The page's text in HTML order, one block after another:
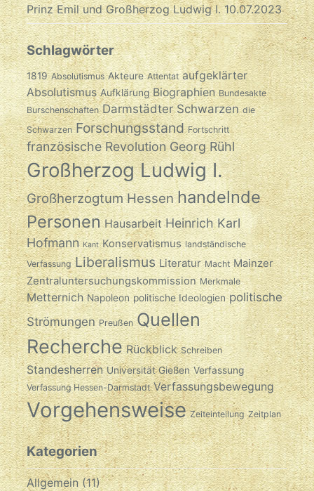
Prinz Emil und Großherzog Ludwig I. 10.07.2023
Schlagwörter
1819 Absolutismus Akteure Attentat aufgeklärter
Absolutismus Aufklärung Biographien Bundesakte
Burschenschaften Darmstädter Schwarzen die
Schwarzen Forschungsstand Fortschritt
französische Revolution Georg Rühl
Großherzog Ludwig I.
Großherzogtum Hessen handelnde
Personen Hausarbeit Heinrich Karl
Hofmann Kant Konservatismus landständische
Verfassung Liberalismus Literatur Macht Mainzer
Zentraluntersuchungskommission Merkmale
Metternich Napoleon politische Ideologien politische
Strömungen Preußen Quellen
Recherche Rückblick Schreiben
Standesherren Universität Gießen Verfassung
Verfassung Hessen-Darmstadt Verfassungsbewegung
Vorgehensweise Zeiteinteilung Zeitplan
Kategorien
Allgemein(11)